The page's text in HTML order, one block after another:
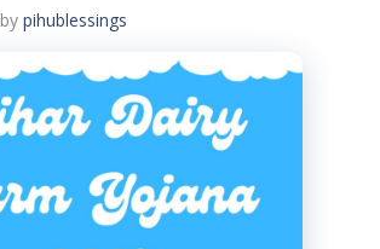
by pihublessings